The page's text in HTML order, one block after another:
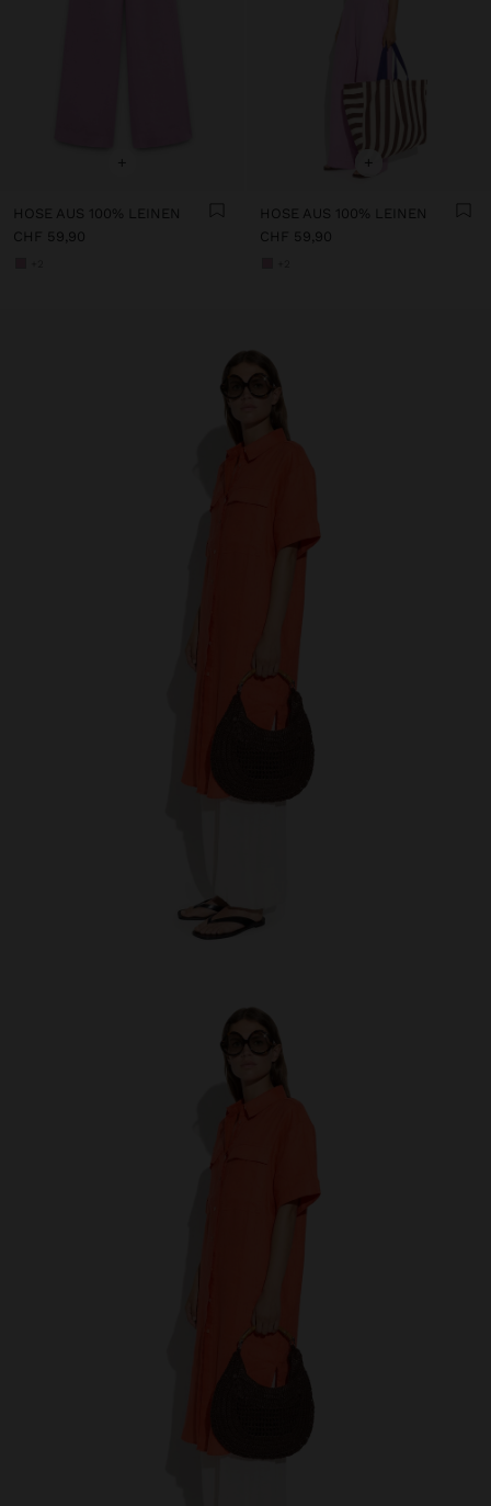
+
HOSE AUS 100% LEINEN
CHF 59,90
+
HOSE AUS 100% LEINEN
CHF 59,90